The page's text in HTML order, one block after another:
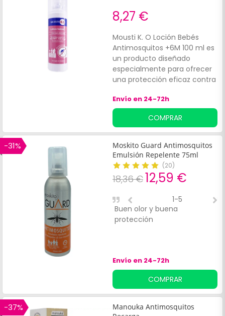
8,27 €
Mousti K. O Loción Bebés
Antimosquitos +6M 100 ml es
un producto diseñado
especialmente para ofrecer
una protección eficaz contra
siendo ideal para:Bebés a
partir de seis meses.
Envío en 24-72h
COMPRAR
-31%
Moskito Guard Antimosquitos
Emulsión Repelente 75ml
(20)
18,36 €12,59 €
Buen olor y buena
protección
1-5
Envío en 24-72h
COMPRAR
-37%
Manouka Antimosquitos